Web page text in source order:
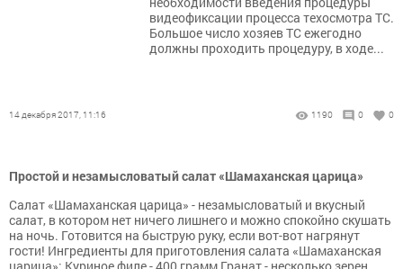
видеофиксации процесса техосмотра ТС.
Большое число хозяев ТС ежегодно
должны проходить процедуру, в ходе...
14 декабря 2017, 11:16 1190 0 0
Простой и незамысловатый салат «Шамаханская царица»
Салат «Шамаханская царица» - незамысловатый и вкусный
салат, в котором нет ничего лишнего и можно спокойно скушать
на ночь. Готовится на быструю руку, если вот-вот нагрянут
гости! Ингредиенты для приготовления салата «Шамаханская